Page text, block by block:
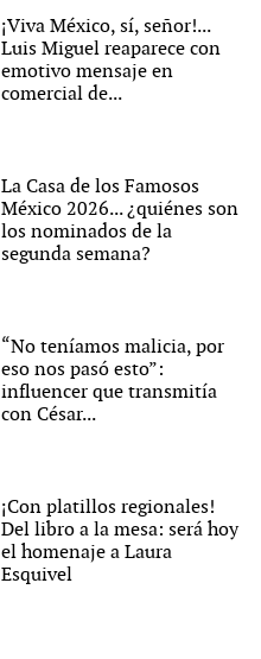
¡Viva México, sí, señor!...
Luis Miguel reaparece con
emotivo mensaje en
comercial de...
La Casa de los Famosos
México 2026... ¿quiénes son
los nominados de la
segunda semana?
“No teníamos malicia, por
eso nos pasó esto”:
influencer que transmitía
con César...
¡Con platillos regionales!
Del libro a la mesa: será hoy
el homenaje a Laura
Esquivel